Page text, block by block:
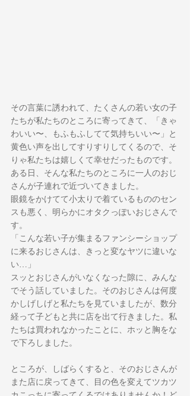
その言葉に誘われて、たくさんの若い女の子
たちが私たちのところに寄ってきて、「きゃ
わいい〜、もふもふしてて気持ちいい〜」と
黄色い声を出してすりすりしてくるので、そ
りゃ私たちは嬉しくて幸せだったものです。
ある日、そんな私たちのところに一人のおじ
さんが子連れで近づいてきました。
眼鏡をかけてて小太りで着ているもののセン
スも悪く、明らかにオタクっぽいおじさんで
す。
「こんな若い子が集まるファンシーショップ
に来るおじさんは、きっと変なヤツに違いな
い…」
スッとおじさんがいなくなった隙に、みんな
でそう話していました。そのおじさんは何度
かしげしげと私たちを見ていましたが、数分
経って子どもと共に店を出て行きました。私
たちは買われなかったことに、ホッと胸をな
で下ろしました。
ところが、しばらくすると、そのおじさんが
また店に戻ってきて、目の色を変えてツカツ